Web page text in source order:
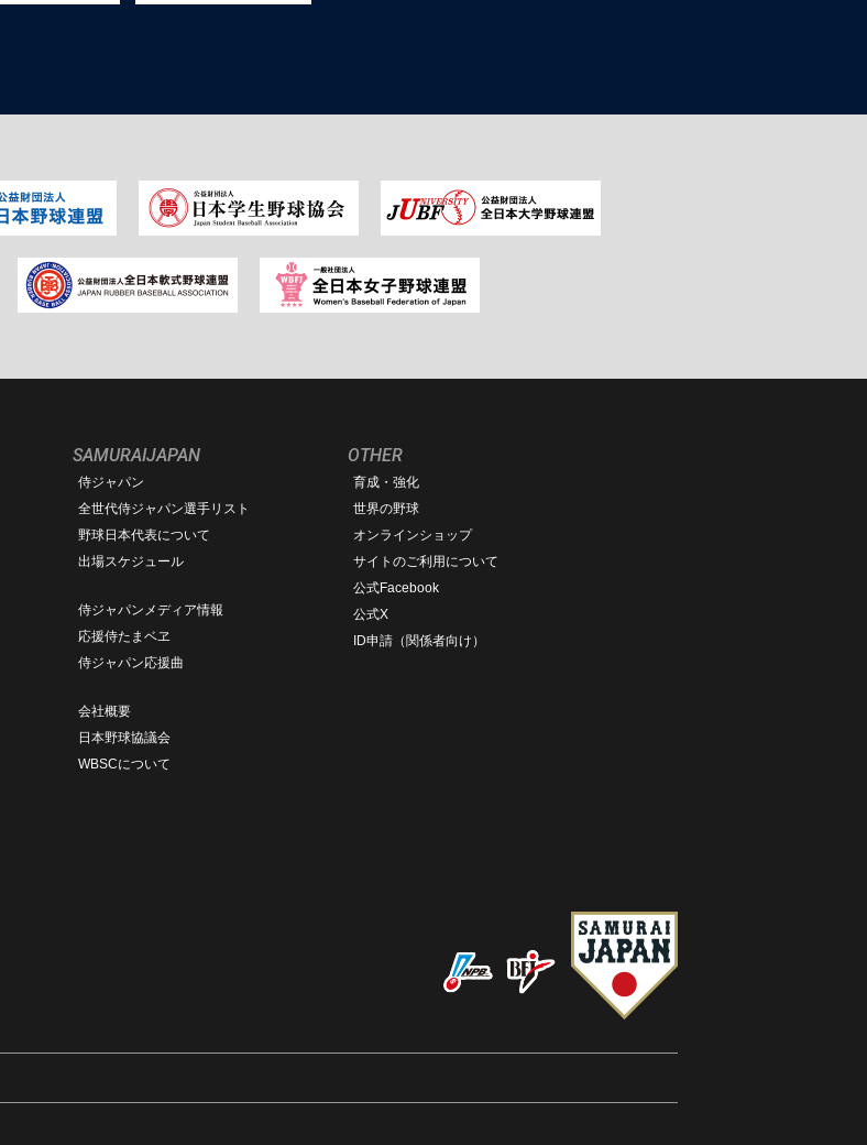
SAMURAIJAPAN
侍ジャパン
全世代侍ジャパン選手リスト
野球日本代表について
出場スケジュール
侍ジャパンメディア情報
応援侍たまベヱ
侍ジャパン応援曲
会社概要
日本野球協議会
WBSCについて
OTHER
育成・強化
世界の野球
オンラインショップ
サイトのご利用について
公式Facebook
公式X
ID申請（関係者向け）